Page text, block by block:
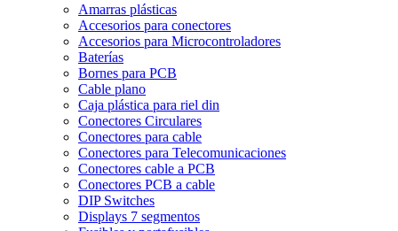
Amarras plásticas
Accesorios para conectores
Accesorios para Microcontroladores
Baterías
Bornes para PCB
Cable plano
Caja plástica para riel din
Conectores Circulares
Conectores para cable
Conectores para Telecomunicaciones
Conectores cable a PCB
Conectores PCB a cable
DIP Switches
Displays 7 segmentos